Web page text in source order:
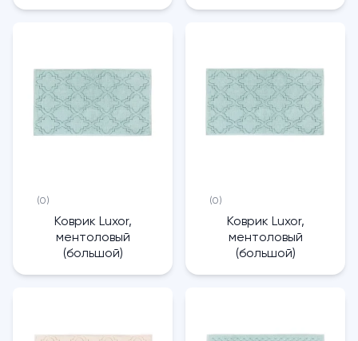
(0)
Коврик Luxor,
ментоловый
(большой)
(0)
Коврик Luxor,
ментоловый
(большой)